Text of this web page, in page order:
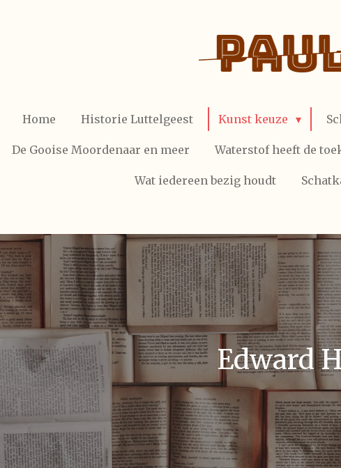
Home Historie Luttelgeest Kunst keuze
De Gooise Moordenaar en meer Waterstof heeft de
Wat iedereen bezig houdt
Edward